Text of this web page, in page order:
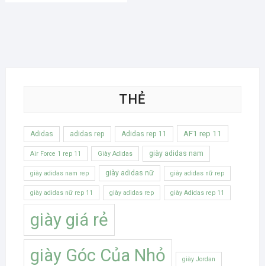
THẺ
Adidas adidas rep Adidas rep 11 AF1 rep 11
Air Force 1 rep 11 Giày Adidas giày adidas nam
giày adidas nam rep giày adidas nữ giày adidas nữ rep
giày adidas nữ rep 11 giày adidas rep giày Adidas rep 11
giày giá rẻ
giày Góc Của Nhỏ
giày Jordan